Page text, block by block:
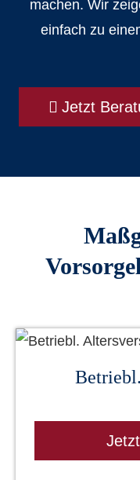
machen. Wir
einfach zu
Jetzt